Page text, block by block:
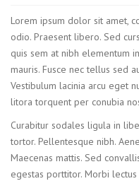
Lorem ipsum dolor sit amet,
odio. Praesent libero. Sed
quis sem at nibh elementum
mauris. Fusce nec tellus sed
Vestibulum lacinia arcu eget
litora torquent per conubia
Curabitur sodales ligula in
tortor. Pellentesque nibh.
Maecenas mattis. Sed
egestas porttitor. Morbi lectus